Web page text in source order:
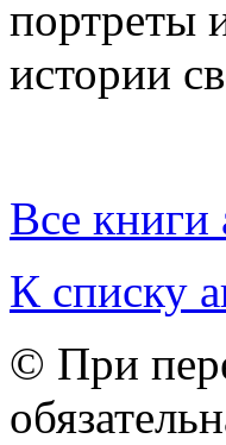
портреты
истории
Все книги
К списку
© При